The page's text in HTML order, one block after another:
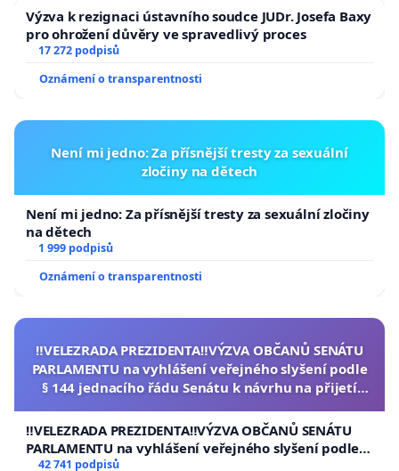
Výzva k rezignaci ústavního soudce JUDr. Josefa Baxy
pro ohrožení důvěry ve spravedlivý proces
17 272 podpisů
Oznámení o transparentnosti
Není mi jedno: Za přísnější tresty za sexuální
zločiny na dětech
Není mi jedno: Za přísnější tresty za sexuální zločiny
na dětech
1 999 podpisů
Oznámení o transparentnosti
‼️VELEZRADA PREZIDENTA‼️VÝZVA OBČANŮ SENÁTU
PARLAMENTU na vyhlášení veřejného slyšení podle
§ 144 jednacího řádu Senátu k návrhu na přijetí
republiky
‼️VELEZRADA PREZIDENTA‼️VÝZVA OBČANŮ SENÁTU
PARLAMENTU na vyhlášení veřejného slyšení podle §
144 jednacího řádu Senátu k návrhu na přijetí
42 741 podpisů